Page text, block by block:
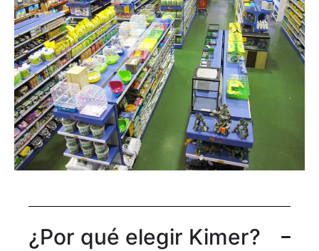
¿Por qué elegir Kimer?